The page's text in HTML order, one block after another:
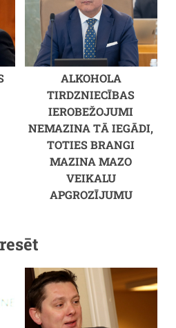
ALKOHOLA
TIRDZNIECĪBAS
IEROBEŽOJUMI
NEMAZINA TĀ IEGĀDI,
TOTIES BRANGI
MAZINA MAZO
VEIKALU
APGROZĪJUMU